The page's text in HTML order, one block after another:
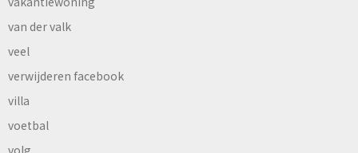
van der valk
veel
verwijderen facebook
villa
voetbal